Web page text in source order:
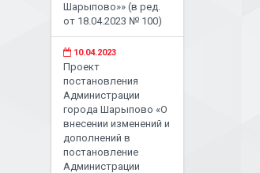
Шарыпово»» (в ред.
от 18.04.2023 № 100)
10.04.2023
Проект
постановления
Администрации
города Шарыпово «О
внесении изменений и
дополнений в
постановление
Администрации